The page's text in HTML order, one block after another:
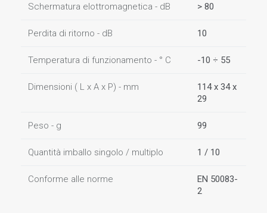
Schermatura elottromagnetica - dB > 80
Perdita di ritorno - dB 10
Temperatura di funzionamento - ° C -10 ÷ 55
Dimensioni ( L x A x P) - mm
114 x 34 x
29
Peso - g 99
Quantità imballo singolo / multiplo 1 / 10
Conforme alle norme
EN 50083-
2